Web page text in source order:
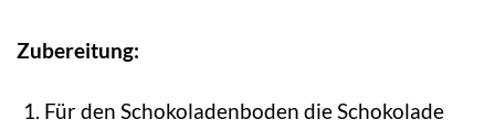
Zubereitung:
Für den Schokoladenboden die Schokolade